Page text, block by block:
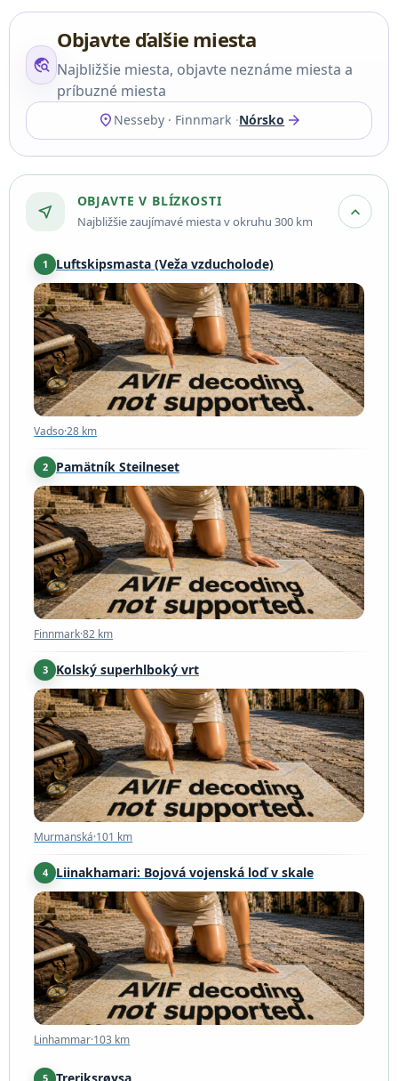
travel_explore
Objavte ďalšie miesta
Najbližšie miesta, objavte neznáme miesta a
príbuzné miesta
location_on Nesseby · Finnmark Nórsko arrow_forward
near_me
OBJAVTE V BLÍZKOSTI
Najbližšie zaujímavé miesta v okruhu 300 km expand_more
1 Luftskipsmasta (Veža vzducholode)
Vadso·28 km
Vadso·28 km
2 Pamätník Steilneset
Finnmark·82 km
Finnmark·82 km
3 Kolský superhlboký vrt
Murmanská·101 km
Murmanská·101 km
4 Liinakhamari: Bojová vojenská loď v skale
Linhammar·103 km
Linhammar·103 km
5